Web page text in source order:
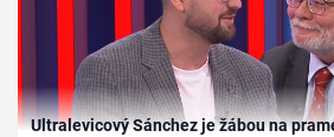
Ultralevicový Sánchez je žábou na